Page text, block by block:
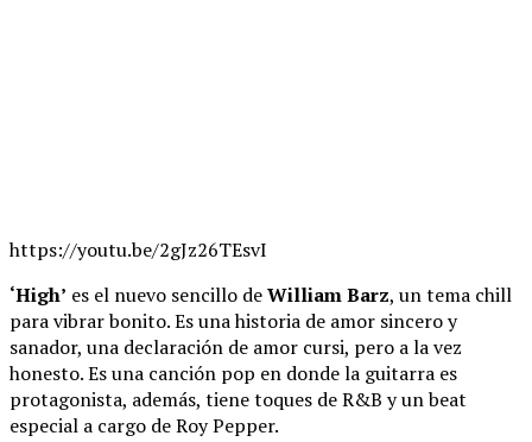
https://youtu.be/2gJz26TEsvI
‘High’ es el nuevo sencillo deWilliam Barz, un tema chill
para vibrar bonito. Es una historia de amor sincero y
sanador, una declaración de amor cursi, pero a la vez
honesto. Es una canción pop en donde la guitarra es
protagonista, además, tiene toques de R&B y un beat
especial a cargo de Roy Pepper.